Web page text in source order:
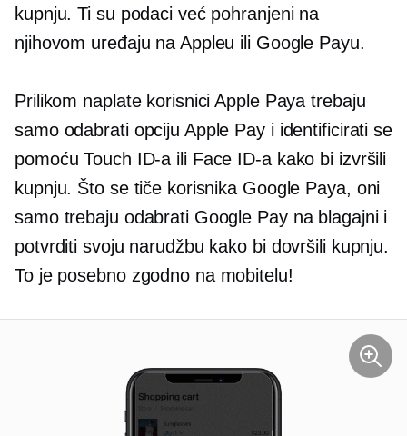
kupnju. Ti su podaci već pohranjeni na
njihovom uređaju na Appleu ili Google Payu.
Prilikom naplate korisnici Apple Paya trebaju
samo odabrati opciju Apple Pay i identificirati se
pomoću Touch ID-a ili Face ID-a kako bi izvršili
kupnju. Što se tiče korisnika Google Paya, oni
samo trebaju odabrati Google Pay na blagajni i
potvrditi svoju narudžbu kako bi dovršili kupnju.
To je posebno zgodno na mobitelu!